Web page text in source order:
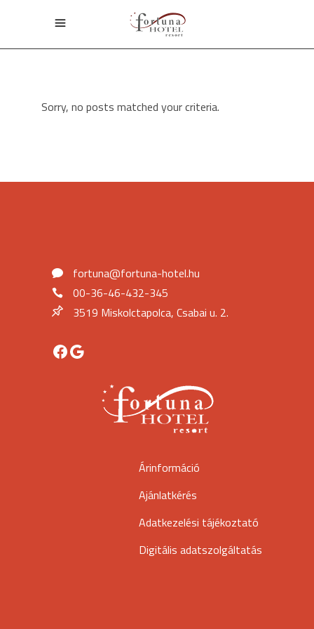
Sorry, no posts matched your criteria.
fortuna@fortuna-hotel.hu
00-36-46-432-345
3519 Miskolctapolca, Csabai u. 2.
Facebook
Google
Árinformáció
Ajánlatkérés
Adatkezelési tájékoztató
Digitális adatszolgáltatás